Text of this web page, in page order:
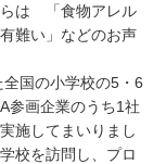
らは 「食物アレル
難い」などのお声
国の小学校の5・6
参画企業のうち1社
施してまいりまし
校を訪問し、プロ